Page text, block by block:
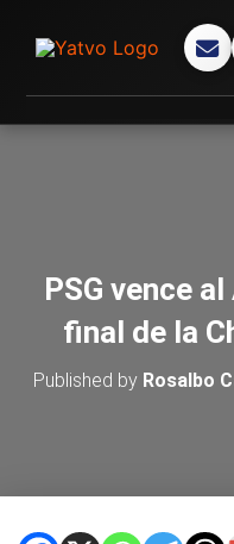
PSG vence
final de la
Published by Rosalbo